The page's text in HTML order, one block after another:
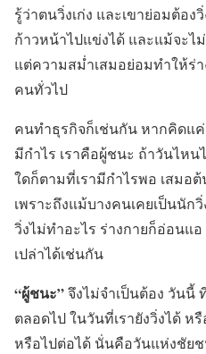
รู้ว่าตนวิ่งเก่ง และเขาย่อมต้อง
ก้าวหน้าไปแข่งได้ และแม้จะไ
แต่ความสม่ำเสมอย่อมทำให้ร่
คนทั่วไป
คนทำธุรกิจก็เช่นกัน หากคิดแ
มีกำไร เราคือผู้ชนะ ถ้าวันไห
ใดก็ตามที่เรามีกำไรพอ เสมอ
เพราะถึงแม้บางคนเคยเป็นนัก
วิ่งไม่ทำอะไร ร่างกายก็อ่อนแ
เปล่าได้เช่นกัน
“ผู้ชนะ”จึงไม่จำเป็นต้อง วัน
ตลอดไป ในวันที่เรายังวิ่งได้ ห
หรือไปต่อได้ นั่นคือวันแห่งชัย